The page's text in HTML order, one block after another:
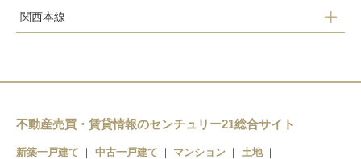
関西本線
新今宮
今宮
ＪＲ難波
不動産売買・賃貸情報のセンチュリー21総合サイト
新築一戸建て 中古一戸建て マンション
土地